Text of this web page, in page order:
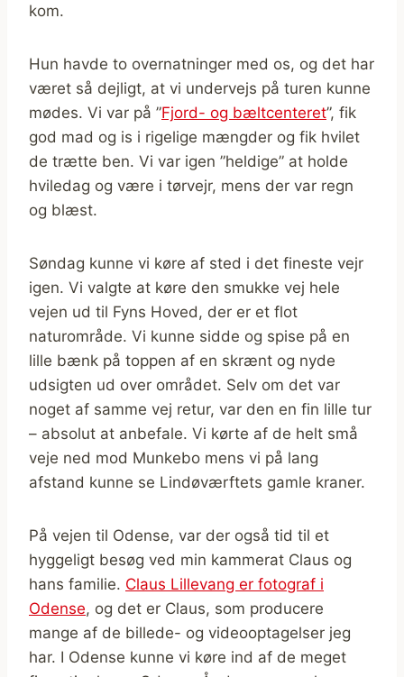
kom.
Hun havde to overnatninger med os, og det har
været så dejligt, at vi undervejs på turen kunne
mødes. Vi var på ”Fjord- og bæltcenteret”, fik
god mad og is i rigelige mængder og fik hvilet
de trætte ben. Vi var igen ”heldige” at holde
hviledag og være i tørvejr, mens der var regn
og blæst.
Søndag kunne vi køre af sted i det fineste vejr
igen. Vi valgte at køre den smukke vej hele
vejen ud til Fyns Hoved, der er et flot
naturområde. Vi kunne sidde og spise på en
lille bænk på toppen af en skrænt og nyde
udsigten ud over området. Selv om det var
noget af samme vej retur, var den en fin lille tur
– absolut at anbefale. Vi kørte af de helt små
veje ned mod Munkebo mens vi på lang
afstand kunne se Lindøværftets gamle kraner.
På vejen til Odense, var der også tid til et
hyggeligt besøg ved min kammerat Claus og
hans familie. Claus Lillevang er fotograf i
Odense, og det er Claus, som producere
mange af de billede- og videooptagelser jeg
har. I Odense kunne vi køre ind af de meget